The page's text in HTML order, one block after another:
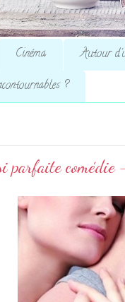
Cinéma Autour
?
parfaite comédie